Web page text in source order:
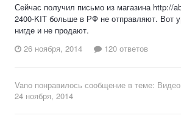
Сейчас получил письмо из магазина http://
2400-KIT больше в РФ не отправляют. Вот
нигде и не продают.
26 ноября, 2014
120 ответов
Vano понравилось сообщение в теме:
24 ноября, 2014